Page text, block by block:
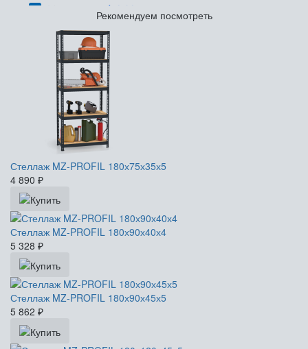
Рекомендуем посмотреть
Стеллаж MZ-PROFIL 180х75х35х5
4 890 ₽
Стеллаж MZ-PROFIL 180х90х40х4
5 328 ₽
Стеллаж MZ-PROFIL 180х90х45х5
5 862 ₽